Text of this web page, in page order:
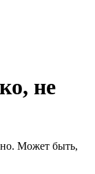
не
Может быть,